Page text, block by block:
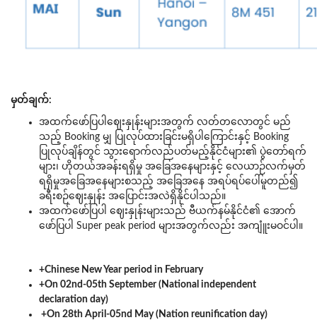
မှတ်ချက်:
အထက်ဖော်ပြပါဈေးနှုန်းများအတွက် လတ်တလောတွင် မည်
သည့် Booking မျှ ပြုလုပ်ထားခြင်းမရှိပါကြောင်းနှင့် Booking
ပြုလုပ်ချိန်တွင် သွားရောက်လည်ပတ်မည့်နိုင်ငံများ၏ ပွဲတော်ရက်
များ၊ ဟိုတယ်အခန်းရရှိမှု အခြေအနေများနှင့် လေယာဉ်လက်မှတ်
ရရှိမှုအခြေအနေများစသည့် အခြေအနေ အရပ်ရပ်ပေါ်မူတည်၍
ခရီးစဉ်ဈေးနှုန်း အပြောင်းအလဲရှိနိုင်ပါသည်။
အထက်ဖော်ပြပါ ဈေးနှုန်းများသည် ဗီယက်နမ်နိုင်ငံ၏ အောက်
ဖော်ပြပါ Super peak period များအတွက်လည်း အကျူံးမဝင်ပါ။
+Chinese New Year period in February
+On 02nd-05th September (National independent
declaration day)
+On 28th April-05nd May (Nation reunification day)